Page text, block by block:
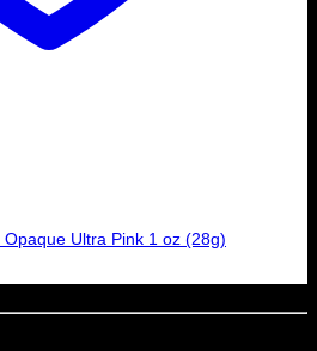
Ultra Pink 1 oz (28g)